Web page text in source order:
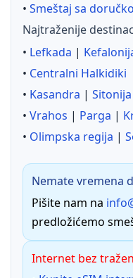
• Smeštaj sa
Najtraženije
• Lefkada |
• Centralni Halkidiki
• Kasandra | Sitonija
• Vrahos | Parga |
• Olimpska regija |
Nemate vremena
Pišite nam na
predložićemo
Internet bez